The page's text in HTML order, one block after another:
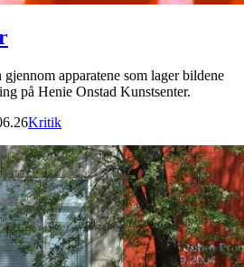
apparatene som lager bildene
på Henie Onstad Kunstsenter.
Kritik